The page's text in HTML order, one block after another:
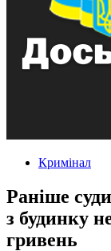
Кримінал
Раніше
з будинку
гривень